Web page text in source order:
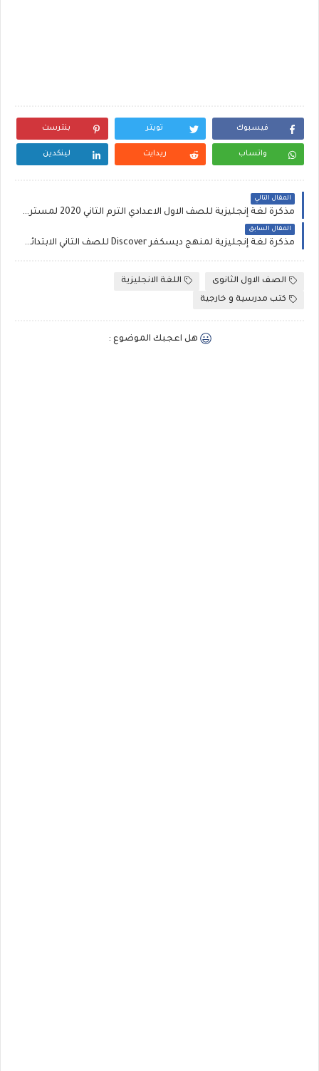
فيسبوك تويتر بنترست
واتساب ريدايت لينكدين
المقال التالي
مذكرة لغة إنجليزية للصف الاول الاعدادي الترم الثاني 2020 لمستر عبد الرحمن جودة
المقال السابق
مذكرة لغة إنجليزية لمنهج ديسكفر Discover للصف الثاني الابتدائي الترم الثاني 2020 لميس رانيا
الصف الاول الثانوى
اللغة الانجليزية
كتب مدرسية و خارجية
هل اعجبك الموضوع :